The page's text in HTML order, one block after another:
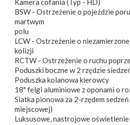
Kamera cofania (Typ - HD)
BSW - Ostrzeżenie o pojeździe
martwym
polu
LCW - Ostrzeżenie o
kolizji
RCTW - Ostrzeżenie o ruchu
Poduszki boczne w 2 rzędzie
Poduszka kolanowa kierowcy
18" felgi aluminiowe z oponami o
Siatka pionowa za 2-rzędem
miejscowej)
Luksusowe, nastrojowe